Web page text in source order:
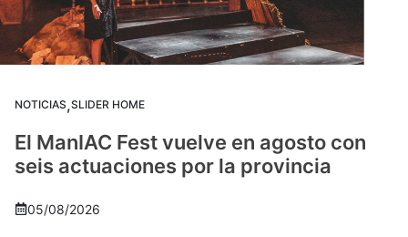
NOTICIAS,SLIDER HOME
El ManIAC Fest vuelve en agosto con
seis actuaciones por la provincia
05/08/2026